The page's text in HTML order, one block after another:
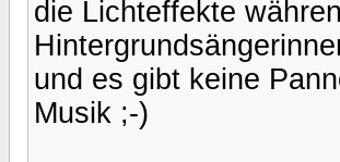
die Lichteffekte
und es gibt keine
Musik ;-)